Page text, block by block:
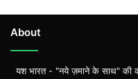
About
यश भारत - "नये ज़माने के साथ" की